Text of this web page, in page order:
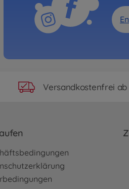
Versandkostenfrei